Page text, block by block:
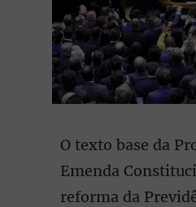
O texto base da
Emenda
reforma da